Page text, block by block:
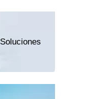
Soluciones